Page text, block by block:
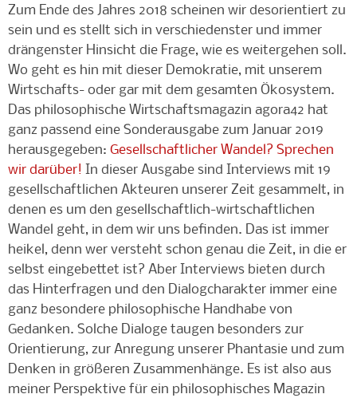
Zum Ende des Jahres 2018 scheinen wir desorientiert zu
sein und es stellt sich in verschiedenster und immer
drängenster Hinsicht die Frage, wie es weitergehen soll.
Wo geht es hin mit dieser Demokratie, mit unserem
Wirtschafts- oder gar mit dem gesamten Ökosystem.
Das philosophische Wirtschaftsmagazin agora42 hat
ganz passend eine Sonderausgabe zum Januar 2019
herausgegeben: Gesellschaftlicher Wandel? Sprechen
wir darüber! In dieser Ausgabe sind Interviews mit 19
gesellschaftlichen Akteuren unserer Zeit gesammelt, in
denen es um den gesellschaftlich-wirtschaftlichen
Wandel geht, in dem wir uns befinden. Das ist immer
heikel, denn wer versteht schon genau die Zeit, in die er
selbst eingebettet ist? Aber Interviews bieten durch
das Hinterfragen und den Dialogcharakter immer eine
ganz besondere philosophische Handhabe von
Gedanken. Solche Dialoge taugen besonders zur
Orientierung, zur Anregung unserer Phantasie und zum
Denken in größeren Zusammenhänge. Es ist also aus
meiner Perspektive für ein philosophisches Magazin